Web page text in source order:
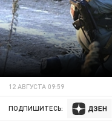
12 АВГУСТА 09:59
ПОДПИШИТЕСЬ: